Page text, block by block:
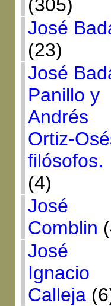
(305)
José
(23)
José
Panillo y
Andrés
Ortiz-
filósofos.
(4)
José
Comblin
José
Ignacio
Calleja